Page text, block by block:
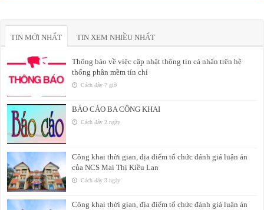
TIN MỚI NHẤT TIN XEM NHIỀU NHẤT
Thông báo về việc cập nhật thông tin cá nhân trên hệ
thống phần mềm tín chỉ
Cách đây 7 giờ
BÁO CÁO BA CÔNG KHAI
Cách đây 2 ngày
Công khai thời gian, địa điểm tổ chức đánh giá luận án
của NCS Mai Thị Kiều Lan
Cách đây 3 ngày
Công khai thời gian, địa điểm tổ chức đánh giá luận án